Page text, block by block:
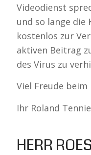
Videodienst
und so lange die
kostenlos zur
aktiven Beitrag
des Virus zu
Viel Freude beim
Ihr Roland Tennie
HERR